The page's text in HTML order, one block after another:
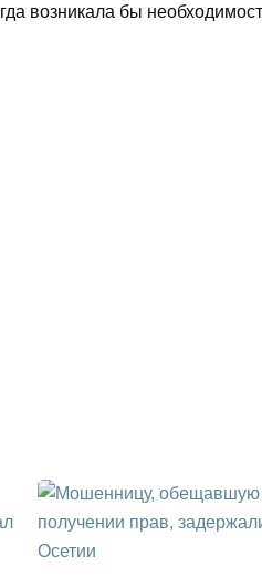
возникала бы